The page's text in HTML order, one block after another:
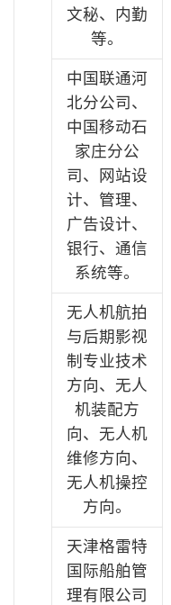
文秘、内勤
等。
中国联通河
北分公司、
中国移动石
家庄分公
司、网站设
计、管理、
广告设计、
银行、通信
系统等。
无人机航拍
与后期影视
制专业技术
方向、无人
机装配方
向、无人机
维修方向、
无人机操控
方向。
天津格雷特
国际船舶管
理有限公司